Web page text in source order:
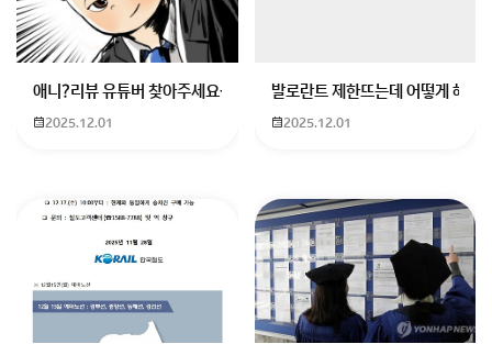
애니?리뷰 유튜버 찾아주세요ㅠㅠ 무슨 검정머리 남자 캐릭터에 더빙하
2025.12.01
발로란트 제한뜨는데 어떻게 해야
2025.12.01